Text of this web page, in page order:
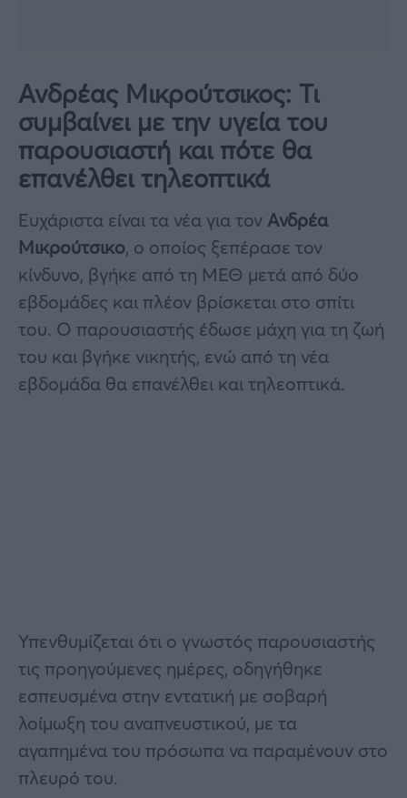
Ανδρέας Μικρούτσικος: Τι
συμβαίνει με την υγεία του
παρουσιαστή και πότε θα
επανέλθει τηλεοπτικά
Ευχάριστα είναι τα νέα για τονΑνδρέα
Μικρούτσικο, ο οποίος ξεπέρασε τον
κίνδυνο, βγήκε από τη ΜΕΘ μετά από δύο
εβδομάδες και πλέον βρίσκεται στο σπίτι
του. Ο παρουσιαστής έδωσε μάχη για τη ζωή
του και βγήκε νικητής, ενώ από τη νέα
εβδομάδα θα επανέλθει και τηλεοπτικά.
Υπενθυμίζεται ότι ο γνωστός παρουσιαστής
τις προηγούμενες ημέρες, οδηγήθηκε
εσπευσμένα στην εντατική με σοβαρή
λοίμωξη του αναπνευστικού, με τα
αγαπημένα του πρόσωπα να παραμένουν στο
πλευρό του.